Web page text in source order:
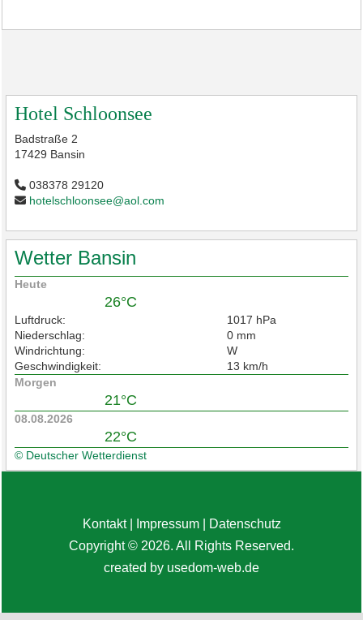
Hotel Schloonsee
Badstraße 2
17429 Bansin
038378 29120
hotelschloonsee@aol.com
Wetter Bansin
Heute
26°C
Luftdruck:
1017 hPa
Niederschlag:
0 mm
Windrichtung:
W
Geschwindigkeit:
13 km/h
Morgen
21°C
08.08.2026
22°C
© Deutscher Wetterdienst
Kontakt| Impressum|
Datenschutz
Copyright © 2026. All Rights Reserved.
created by usedom-web.de